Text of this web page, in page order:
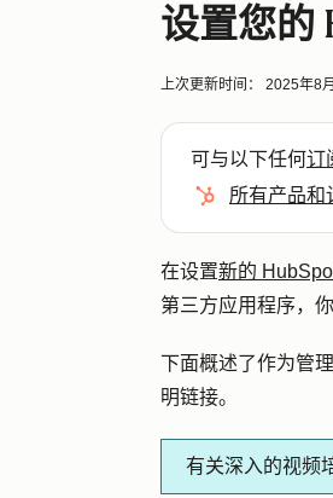
设置您的
上次更新时间： 2025年8
可与以下任何订
所有产品和
在设置新的
第三方应用程序，
下面概述了作为管
明链接。
有关深入的视频